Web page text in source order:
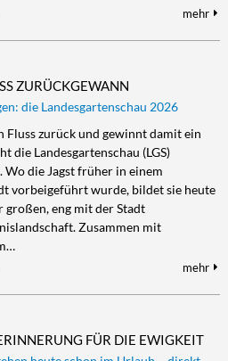
mehr
ZURÜCKGEWANN
die Landesgartenschau 2026
Fluss zurück und gewinnt damit ein
die Landesgartenschau (LGS)
Wo die Jagst früher in einem
vorbeigeführt wurde, bildet sie heute
großen, eng mit der Stadt
Zusammen mit
mehr
FÜR DIE EWIGKEIT